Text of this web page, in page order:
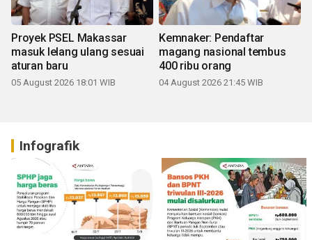
Proyek PSEL Makassar
masuk lelang ulang sesuai
aturan baru
05 August 2026 18:01 WIB
Kemnaker: Pendaftar
magang nasional tembus
400 ribu orang
04 August 2026 21:45 WIB
Infografik